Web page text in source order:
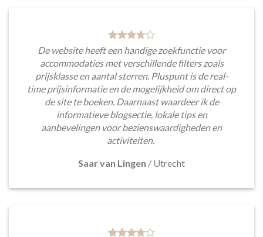
De website heeft een handige zoekfunctie voor
accommodaties met verschillende filters zoals
prijsklasse en aantal sterren. Pluspunt is de real-
time prijsinformatie en de mogelijkheid om direct op
de site te boeken. Daarnaast waardeer ik de
informatieve blogsectie, lokale tips en
aanbevelingen voor bezienswaardigheden en
activiteiten.
Saar van Lingen / Utrecht